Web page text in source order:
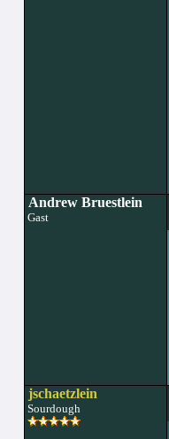
Andrew Bruestlein
Gast
jschaetzlein
Sourdough